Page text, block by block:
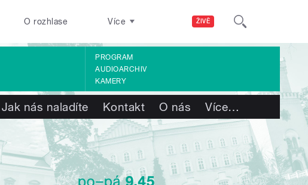
ŽIVĚ
O rozhlase Více
PROGRAM
AUDIOARCHIV
KAMERY
Jak nás naladíte Kontakt O nás Více…